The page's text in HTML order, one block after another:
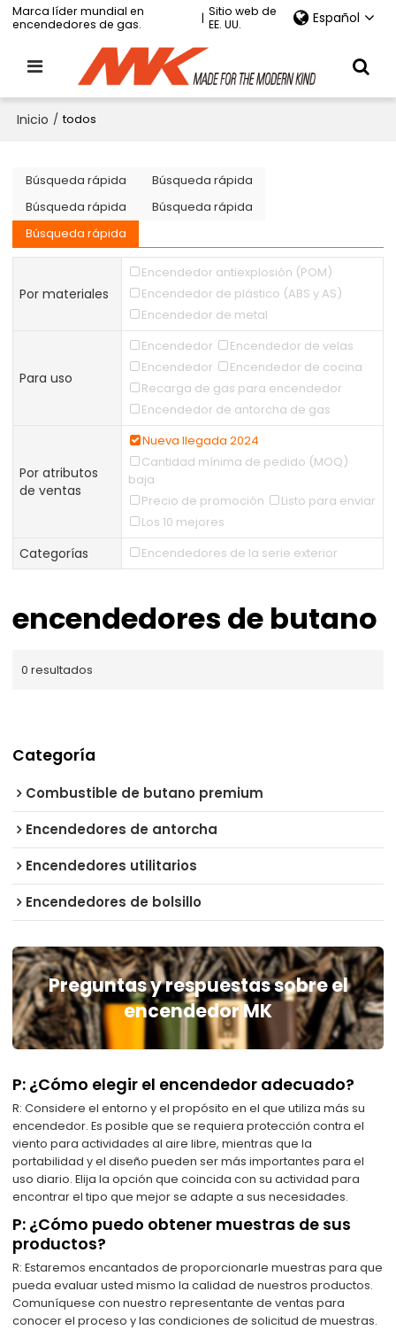
Marca líder mundial en
encendedores de gas.
| Sitio web de
EE. UU.
Español
Inicio / todos
Búsqueda rápida
Búsqueda rápida
Búsqueda rápida
Búsqueda rápida
Búsqueda rápida
Por materiales
Encendedor antiexplosión (POM)
Encendedor de plástico (ABS y AS)
Encendedor de metal
Para uso
Encendedor
Encendedor de velas
Encendedor
Encendedor de cocina
Recarga de gas para encendedor
Encendedor de antorcha de gas
Por atributos
de ventas
Nueva llegada 2024
Cantidad mínima de pedido (MOQ)
baja
Precio de promoción
Listo para enviar
Los 10 mejores
Categorías Encendedores de la serie exterior
encendedores de butano
0 resultados
Categoría
Combustible de butano premium
Encendedores de antorcha
Encendedores utilitarios
Encendedores de bolsillo
Preguntas y respuestas sobre el
encendedor MK
P: ¿Cómo elegir el encendedor adecuado?
R: Considere el entorno y el propósito en el que utiliza más su
encendedor. Es posible que se requiera protección contra el
viento para actividades al aire libre, mientras que la
portabilidad y el diseño pueden ser más importantes para el
uso diario. Elija la opción que coincida con su actividad para
encontrar el tipo que mejor se adapte a sus necesidades.
P: ¿Cómo puedo obtener muestras de sus
productos?
R: Estaremos encantados de proporcionarle muestras para que
pueda evaluar usted mismo la calidad de nuestros productos.
Comuníquese con nuestro representante de ventas para
conocer el proceso y las condiciones de solicitud de muestras.